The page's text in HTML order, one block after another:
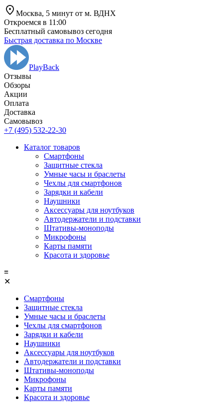
Москва, 5 минут от м. ВДНХ
Откроемся в 11:00
Бесплатный самовывоз сегодня
Быстрая доставка по Москве
PlayBack
Отзывы
Обзоры
Aкции
Оплата
Доставка
Самовывоз
+7 (495) 532-22-30
Каталог товаров
Смартфоны
Защитные стекла
Умные часы и браслеты
Чехлы для смартфонов
Зарядки и кабели
Наушники
Аксессуары для ноутбуков
Автодержатели и подставки
Штативы-моноподы
Микрофоны
Карты памяти
Красота и здоровье
≡
✕
Смартфоны
Защитные стекла
Умные часы и браслеты
Чехлы для смартфонов
Зарядки и кабели
Наушники
Аксессуары для ноутбуков
Автодержатели и подставки
Штативы-моноподы
Микрофоны
Карты памяти
Красота и здоровье